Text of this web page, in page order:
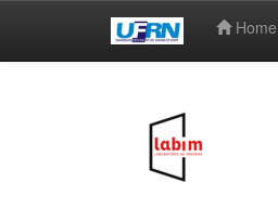
Home